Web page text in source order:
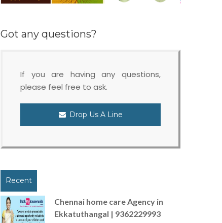
Got any questions?
If you are having any questions,
please feel free to ask.
Drop Us A Line
Recent
Chennai home care Agency in
Ekkatuthangal | 9362229993